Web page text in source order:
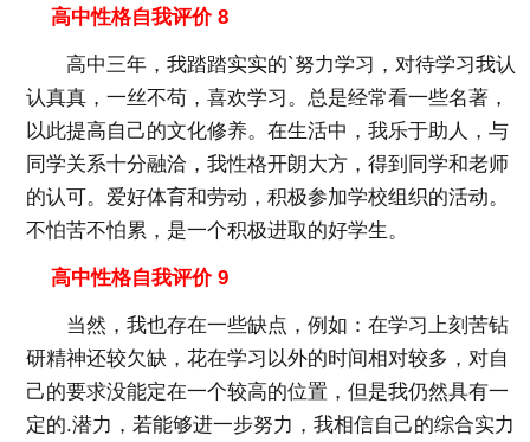
高中性格自我评价 8
高中三年，我踏踏实实的`努力学习，对待学习我认
认真真，一丝不苟，喜欢学习。总是经常看一些名著，
以此提高自己的文化修养。在生活中，我乐于助人，与
同学关系十分融洽，我性格开朗大方，得到同学和老师
的认可。爱好体育和劳动，积极参加学校组织的活动。
不怕苦不怕累，是一个积极进取的好学生。
高中性格自我评价 9
当然，我也存在一些缺点，例如：在学习上刻苦钻
研精神还较欠缺，花在学习以外的时间相对较多，对自
己的要求没能定在一个较高的位置，但是我仍然具有一
定的.潜力，若能够进一步努力，我相信自己的综合实力